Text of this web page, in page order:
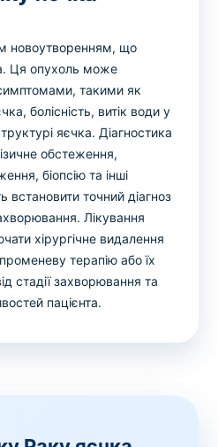
новоутворенням, що
Ця опухоль може
такими як
болісність, витік води у
яєчка. Діагностика
обстеження,
біопсію та інші
встановити точний діагноз
Лікування
хірургічне видалення
терапію або їх
стадії захворювання та
пацієнта.